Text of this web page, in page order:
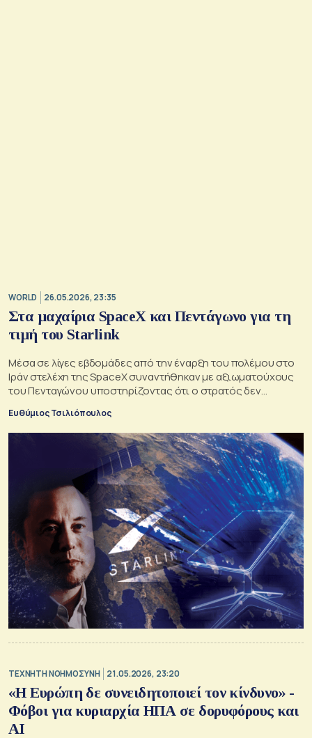
WORLD 26.05.2026, 23:35
Στα μαχαίρια SpaceX και Πεντάγωνο για τη
τιμή του Starlink
Μέσα σε λίγες εβδομάδες από την έναρξη του πολέμου στο
Ιράν στελέχη της SpaceX συναντήθηκαν με αξιωματούχους
του Πενταγώνου υποστηρίζοντας ότι ο στρατός δεν
Ευθύμιος Τσιλιόπουλος
TΕΧΝΗΤΗ ΝΟΗΜΟΣΥΝΗ 21.05.2026, 23:20
«Η Ευρώπη δε συνειδητοποιεί τον κίνδυνο» -
Φόβοι για κυριαρχία ΗΠΑ σε δορυφόρους και
AI